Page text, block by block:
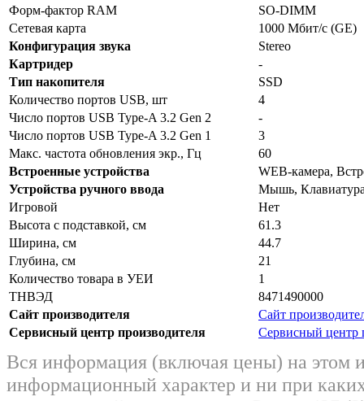
Форм-фактор RAM
SO-DIMM
Сетевая карта
1000 Мбит/с (GE)
Конфигурация звука
Stereo
Картридер
-
Тип накопителя
SSD
Количество портов USB, шт
4
Число портов USB Type-A 3.2 Gen 2
-
Число портов USB Type-A 3.2 Gen 1
3
Макс. частота обновления экр., Гц
60
Встроенные устройства
WEB-камера,
Устройства ручного ввода
Мышь,
Игровой
Нет
Высота с подставкой, см
61.3
Ширина, см
44.7
Глубина, см
21
Количество товара в УЕИ
1
ТНВЭД
8471490000
Сайт производителя
Сайт
Сервисный центр производителя
Сервисный центр
Вся информация (включая цены) на этом
информационный характер и ни при